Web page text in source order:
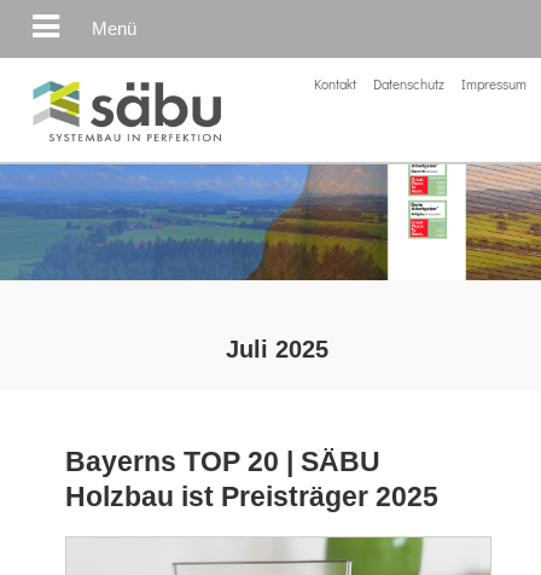
Kontakt Datenschutz Impressum
Juli 2025
Bayerns TOP 20 | SÄBU
Holzbau ist Preisträger 2025
Menü